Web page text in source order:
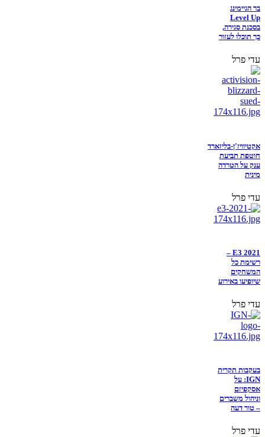
בר הגיימינג
Level Up
בסכנת סגירה,
כך תוכלו לעזור
עדי פרל
אקטיוויז'ן-בליזארד
חוטפת תביעת
ענק על הטרדה
מינית
עדי פרל
E3 2021 –
רשימת כל
המשחקים
שיופיעו באירוע
עדי פרל
בעקבות תקרית
IGN: על
אסקפיזם
וניהול משברים
– טור דעה
עדי פרל